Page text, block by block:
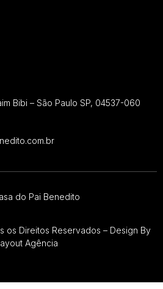
Bibi – São Paulo SP, 04537-060
do Pai Benedito
os Direitos Reservados – Design By
Agência